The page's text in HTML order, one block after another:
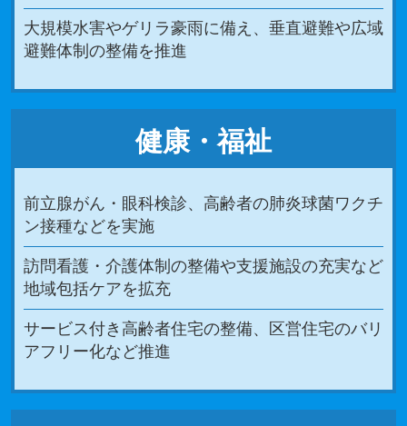
大規模水害やゲリラ豪雨に備え、垂直避難や広域
避難体制の整備を推進
健康・福祉
前立腺がん・眼科検診、高齢者の肺炎球菌ワクチ
ン接種などを実施
訪問看護・介護体制の整備や支援施設の充実など
地域包括ケアを拡充
サービス付き高齢者住宅の整備、区営住宅のバリ
アフリー化など推進